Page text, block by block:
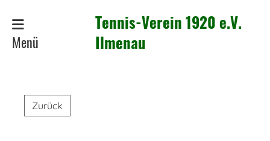
Tennis-Verein 1920 e.V.
Ilmenau
Menü
Zurück